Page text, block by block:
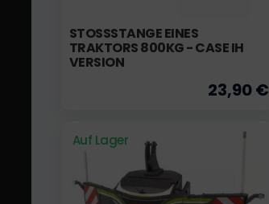
STOSSSTANGE EINES T
RAKTORS 800KG - CASE IH V
ERSION
23,90 €
Auf Lager